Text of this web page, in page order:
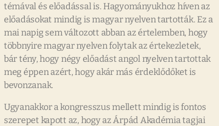
témával és előadással is. Hagyományukhoz híven az
előadásokat mindig is magyar nyelven tartották. Ez a
mai napig sem változott abban az értelemben, hogy
többnyire magyar nyelven folytak az értekezletek,
bár tény, hogy négy előadást angol nyelven tartottak
meg éppen azért, hogy akár más érdeklődőket is
bevonzanak.
Ugyanakkor a kongresszus mellett mindig is fontos
szerepet kapott az, hogy az Árpád Akadémia tagjai